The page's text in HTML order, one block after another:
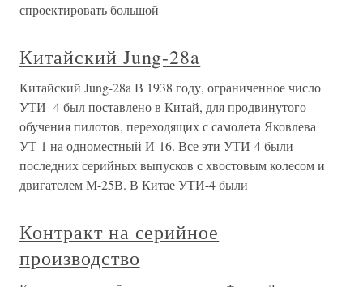
спроектировать большой
Китайский Jung-28a
Китайский Jung-28a В 1938 году, ограниченное число
УТИ- 4 был поставлено в Китай, для продвинутого
обучения пилотов, переходящих с самолета Яковлева
УТ-1 на одноместный И-16. Все эти УТИ-4 были
последних серийных выпусков с хвостовым колесом и
двигателем М-25В. В Китае УТИ-4 были
Контракт на серийное
производство